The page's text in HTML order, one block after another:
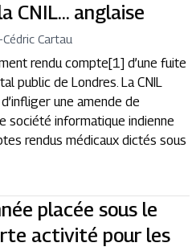
CNIL… anglaise
-Cédric Cartau
rendu compte[1] d’une fuite
public de Londres. La CNIL
une amende de
société informatique indienne
rendus médicaux dictés sous
placée sous le
activité pour les